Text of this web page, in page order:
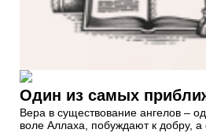
Один из самых
Вера в существование ангелов –
воле Аллаха, побуждают к добру,